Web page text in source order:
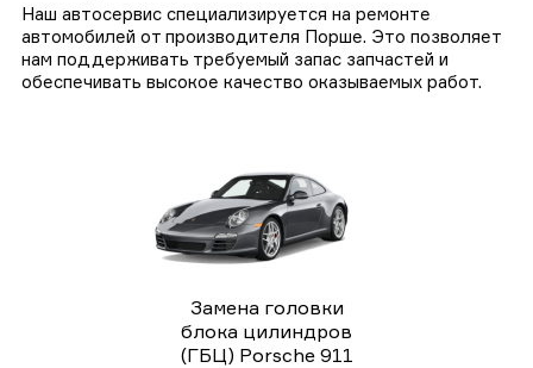
Наш автосервис специализируется на ремонте
автомобилей от производителя Порше. Это позволяет
нам поддерживать требуемый запас запчастей и
обеспечивать высокое качество оказываемых работ.
Замена головки
блока цилиндров
(ГБЦ) Porsche 911